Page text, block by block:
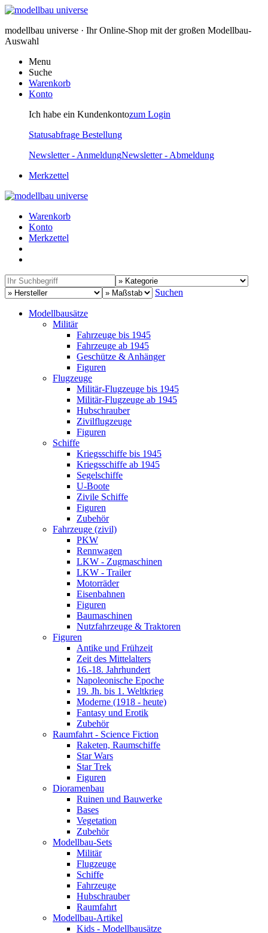
modellbau universe · Ihr Online-Shop mit der großen Modellbau-
Auswahl
Menu
Suche
Warenkorb
Konto
Ich habe ein Kundenkontozum Login
Statusabfrage Bestellung
Newsletter - AnmeldungNewsletter - Abmeldung
Merkzettel
Warenkorb
Konto
Merkzettel
Suchen
Modellbausätze
Militär
Fahrzeuge bis 1945
Fahrzeuge ab 1945
Geschütze & Anhänger
Figuren
Flugzeuge
Militär-Flugzeuge bis 1945
Militär-Flugzeuge ab 1945
Hubschrauber
Zivilflugzeuge
Figuren
Schiffe
Kriegsschiffe bis 1945
Kriegsschiffe ab 1945
Segelschiffe
U-Boote
Zivile Schiffe
Figuren
Zubehör
Fahrzeuge (zivil)
PKW
Rennwagen
LKW - Zugmaschinen
LKW - Trailer
Motorräder
Eisenbahnen
Figuren
Baumaschinen
Nutzfahrzeuge & Traktoren
Figuren
Antike und Frühzeit
Zeit des Mittelalters
16.-18. Jahrhundert
Napoleonische Epoche
19. Jh. bis 1. Weltkrieg
Moderne (1918 - heute)
Fantasy und Erotik
Zubehör
Raumfahrt - Science Fiction
Raketen, Raumschiffe
Star Wars
Star Trek
Figuren
Dioramenbau
Ruinen und Bauwerke
Bases
Vegetation
Zubehör
Modellbau-Sets
Militär
Flugzeuge
Schiffe
Fahrzeuge
Hubschrauber
Raumfahrt
Modellbau-Artikel
Kids - Modellbausätze